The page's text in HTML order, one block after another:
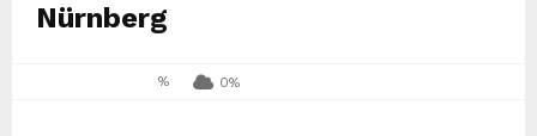
Nürnberg
% 0%